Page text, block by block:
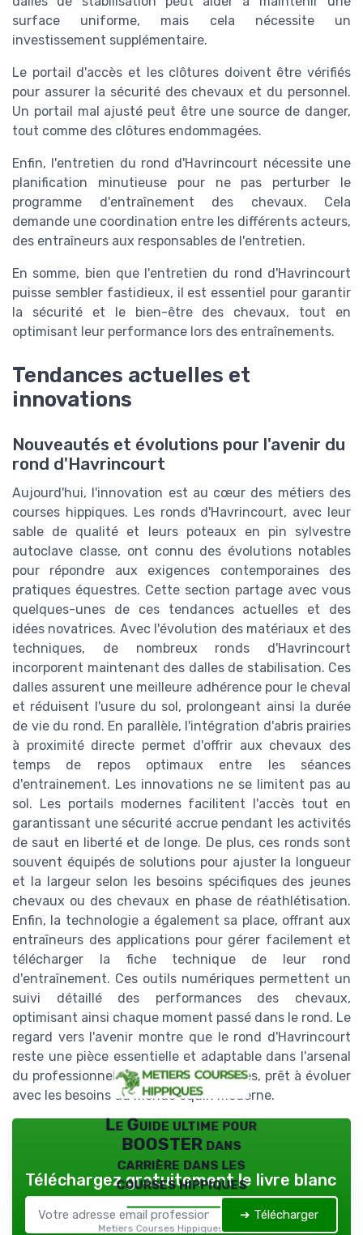
surface uniforme, mais cela nécessite un
investissement supplémentaire.
Le portail d'accès et les clôtures doivent être vérifiés
pour assurer la sécurité des chevaux et du personnel.
Un portail mal ajusté peut être une source de danger,
tout comme des clôtures endommagées.
Enfin, l'entretien du rond d'Havrincourt nécessite une
planification minutieuse pour ne pas perturber le
programme d'entraînement des chevaux. Cela
demande une coordination entre les différents acteurs,
des entraîneurs aux responsables de l'entretien.
En somme, bien que l'entretien du rond d'Havrincourt
puisse sembler fastidieux, il est essentiel pour garantir
la sécurité et le bien-être des chevaux, tout en
optimisant leur performance lors des entraînements.
Tendances actuelles et
innovations
Nouveautés et évolutions pour l'avenir du
rond d'Havrincourt
Aujourd'hui, l'innovation est au cœur des métiers des
courses hippiques. Les ronds d'Havrincourt, avec leur
sable de qualité et leurs poteaux en pin sylvestre
autoclave classe, ont connu des évolutions notables
pour répondre aux exigences contemporaines des
pratiques équestres. Cette section partage avec vous
quelques-unes de ces tendances actuelles et des
idées novatrices. Avec l'évolution des matériaux et des
techniques, de nombreux ronds d'Havrincourt
incorporent maintenant des dalles de stabilisation. Ces
dalles assurent une meilleure adhérence pour le cheval
et réduisent l'usure du sol, prolongeant ainsi la durée
de vie du rond. En parallèle, l'intégration d'abris prairies
à proximité directe permet d'offrir aux chevaux des
temps de repos optimaux entre les séances
d'entrainement. Les innovations ne se limitent pas au
sol. Les portails modernes facilitent l'accès tout en
garantissant une sécurité accrue pendant les activités
de saut en liberté et de longe. De plus, ces ronds sont
souvent équipés de solutions pour ajuster la longueur
et la largeur selon les besoins spécifiques des jeunes
chevaux ou des chevaux en phase de réathlétisation.
Enfin, la technologie a également sa place, offrant aux
entraîneurs des applications pour gérer facilement et
télécharger la fiche technique de leur rond
d'entraînement. Ces outils numériques permettent un
suivi détaillé des performances des chevaux,
optimisant ainsi chaque moment passé dans le rond. Le
regard vers l'avenir montre que le rond d'Havrincourt
reste une pièce essentielle et adaptable dans l'arsenal
du professionnel des courses hippiques, prêt à évoluer
avec les besoins du monde équin moderne.
Le Guide ultime pour
BOOSTER dans
carrière dans les
courses hippiques
Metiers Courses Hippiques — 2026
Téléchargez gratuitement le livre blanc
➔ Télécharger